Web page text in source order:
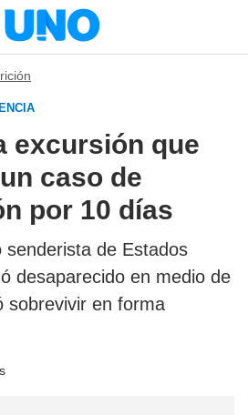
excursión que
caso de
por 10 días
senderista de Estados
desaparecido en medio de
sobrevivir en forma